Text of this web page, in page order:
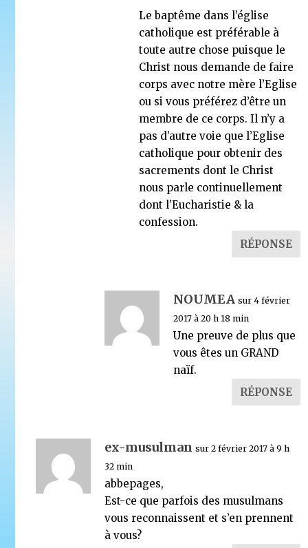
Le baptême dans l’église
catholique est préférable à
toute autre chose puisque le
Christ nous demande de faire
corps avec notre mère l’Eglise
ou si vous préférez d’être un
membre de ce corps. Il n’y a
pas d’autre voie que l’Eglise
catholique pour obtenir des
sacrements dont le Christ
nous parle continuellement
dont l’Eucharistie & la
confession.
RÉPONSE
NOUMEA sur 4 février
2017 à 20 h 18 min
Une preuve de plus que
vous êtes un GRAND
naïf.
RÉPONSE
ex-musulman sur 2 février 2017 à 9 h
32 min
abbepages,
Est-ce que parfois des musulmans
vous reconnaissent et s’en prennent
à vous?